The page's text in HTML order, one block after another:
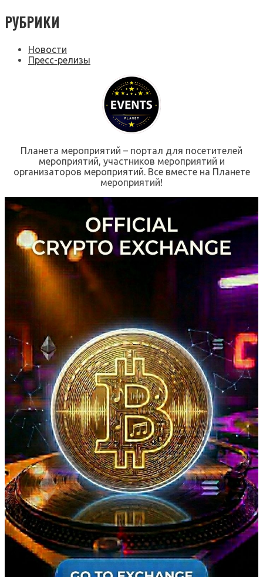
РУБРИКИ
Новости
Пресс-релизы
Планета мероприятий – портал для посетителей
мероприятий, участников мероприятий и
организаторов мероприятий. Все вместе на Планете
мероприятий!